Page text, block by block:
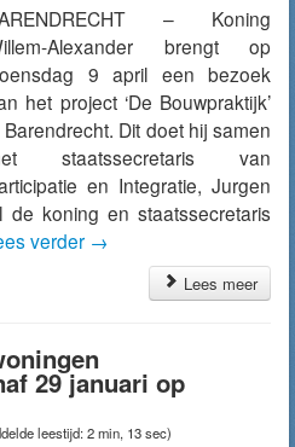
– Koning
Alexander brengt op
9 april een bezoek
het project ‘De Bouwpraktijk’
Barendrecht. Dit doet hij samen
staatssecretaris van
en Integratie, Jurgen
de koning en staatssecretaris
verder →
Lees meer
29 januari op
leestijd: 2 min, 13 sec)